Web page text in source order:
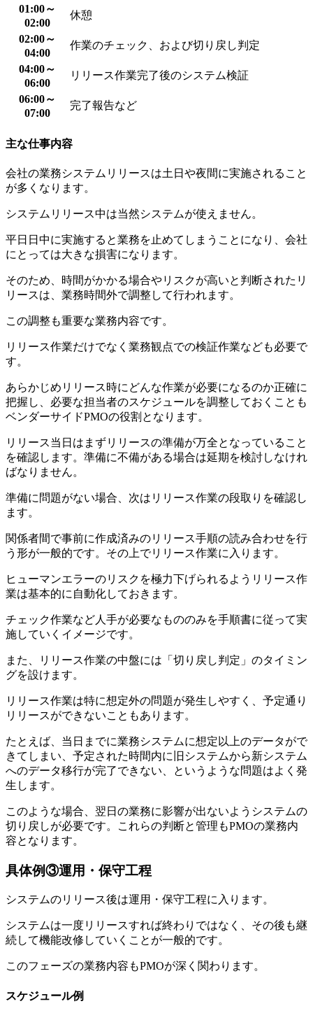
01:00～
02:00
休憩
02:00～
04:00
作業のチェック、および切り戻し判定
04:00～
06:00
リリース作業完了後のシステム検証
06:00～
07:00
完了報告など
主な仕事内容
会社の業務システムリリースは土日や夜間に実施されること
が多くなります。
システムリリース中は当然システムが使えません。
平日日中に実施すると業務を止めてしまうことになり、会社
にとっては大きな損害になります。
そのため、時間がかかる場合やリスクが高いと判断されたリ
リースは、業務時間外で調整して行われます。
この調整も重要な業務内容です。
リリース作業だけでなく業務観点での検証作業なども必要で
す。
あらかじめリリース時にどんな作業が必要になるのか正確に
把握し、必要な担当者のスケジュールを調整しておくことも
ベンダーサイドPMOの役割となります。
リリース当日はまずリリースの準備が万全となっていること
を確認します。準備に不備がある場合は延期を検討しなけれ
ばなりません。
準備に問題がない場合、次はリリース作業の段取りを確認し
ます。
関係者間で事前に作成済みのリリース手順の読み合わせを行
う形が一般的です。その上でリリース作業に入ります。
ヒューマンエラーのリスクを極力下げられるようリリース作
業は基本的に自動化しておきます。
チェック作業など人手が必要なもののみを手順書に従って実
施していくイメージです。
また、リリース作業の中盤には「切り戻し判定」のタイミン
グを設けます。
リリース作業は特に想定外の問題が発生しやすく、予定通り
リリースができないこともあります。
たとえば、当日までに業務システムに想定以上のデータがで
きてしまい、予定された時間内に旧システムから新システム
へのデータ移行が完了できない、というような問題はよく発
生します。
このような場合、翌日の業務に影響が出ないようシステムの
切り戻しが必要です。これらの判断と管理もPMOの業務内
容となります。
具体例③運用・保守工程
システムのリリース後は運用・保守工程に入ります。
システムは一度リリースすれば終わりではなく、その後も継
続して機能改修していくことが一般的です。
このフェーズの業務内容もPMOが深く関わります。
スケジュール例